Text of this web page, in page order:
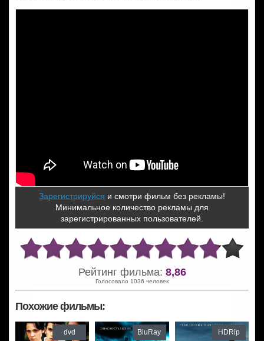
Зарегистрируйся и смотри фильм без рекламы!
Минимальное количество рекламы для
зарегистрированных пользователей.
Рейтинг фильма: 8,86
Голосовало 1036 человек
Похожие фильмы:
dvd BluRay HDRip